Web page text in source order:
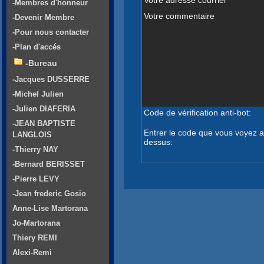
Votre commentaire
Code de vérification anti-bot:
Entrer le code que vous voyez
dessus:
-Membres d'honneur
-Devenir Membre
-Pour nous contacter
-Plan d'accés
-Bureau
-Jacques DUSSERRE
-Michel Julien
-Julien DIAFERIA
-JEAN BAPTISTE
LANGLOIS
-Thierry NAY
-Bernard BERISSET
-Pierre LEVY
-Jean frederic Gosio
Anne-Lise Martorana
Jo-Martorana
Thiery REMI
Alexi-Remi